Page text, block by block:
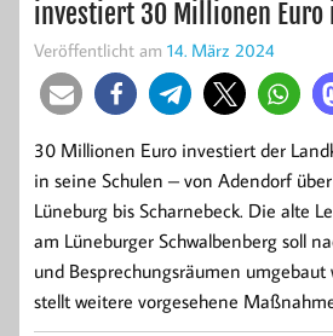
investiert 30 Millionen Euro
Veröffentlicht am 14. März 2024
30 Millionen Euro investiert der
in seine Schulen – von Adendorf
Lüneburg bis Scharnebeck. Die alte
am Lüneburger Schwalbenberg soll
und Besprechungsräumen umgebaut
stellt weitere vorgesehene